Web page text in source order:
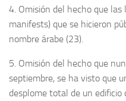
4. Omisión del hecho que
manifests) que se hicieron
nombre árabe (23).
5. Omisión del hecho que
septiembre, se ha visto que
desplome total de un edificio